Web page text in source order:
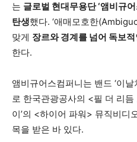
는 글로벌 현대무용단 ‘앰비규
탄생했다. ‘애매모호한
맞게 장르와 경계를 넘어 독보
한다.
앰비규어스컴퍼니는 밴드 ‘이
로 한국관광공사의 <필 더 리듬
이’의 <하이어 파워> 뮤직비디
목을 받은 바 있다.